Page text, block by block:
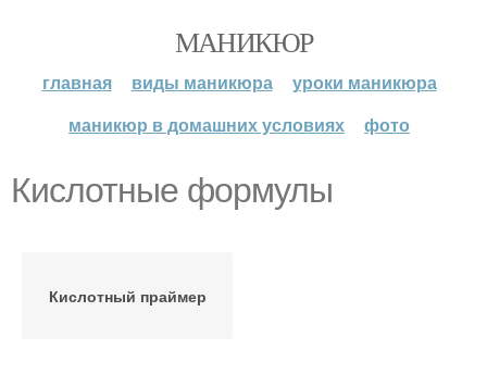
МАНИКЮР
главная виды маникюра
уроки маникюра
маникюр в домашних условиях
фото
Кислотные формулы
Кислотный праймер